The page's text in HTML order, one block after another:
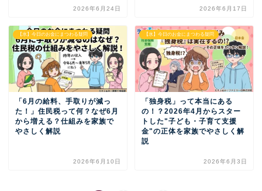
2026年6月24日 2026年6月17日
【水】今日のお金にまつわる疑問
「6月の給料、手取りが減っ
た！」住民税って何？なぜ6月
から増える？仕組みを家族で
やさしく解説
2026年6月10日
【水】今日のお金にまつわる疑問
「独身税」って本当にある
の！？2026年4月からスター
トした"子ども・子育て支援
金"の正体を家族でやさしく解
説
2026年6月3日